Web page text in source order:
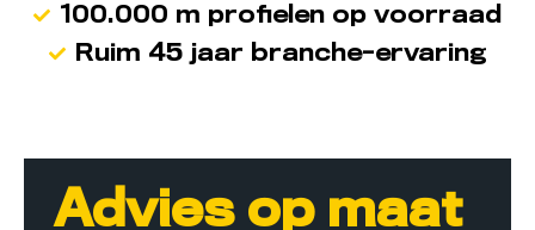
100.000 m profielen op voorraad
Ruim 45 jaar branche-ervaring
Advies op maat